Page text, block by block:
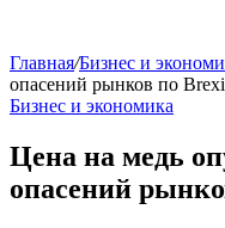
Главная/Бизнес и
опасений рынков по
Бизнес и экономика
Цена на медь
опасений